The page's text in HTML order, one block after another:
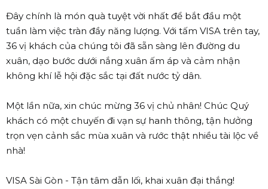
Đây chính là món quà tuyệt vời nhất để bắt đầu một
tuần làm việc tràn đầy năng lượng. Với tấm VISA trên tay,
36 vị khách của chúng tôi đã sẵn sàng lên đường du
xuân, dạo bước dưới nắng xuân ấm áp và cảm nhận
không khí lễ hội đặc sắc tại đất nước tỷ dân.
Một lần nữa, xin chúc mừng 36 vị chủ nhân! Chúc Quý
khách có một chuyến đi vạn sự hanh thông, tận hưởng
trọn vẹn cảnh sắc mùa xuân và rước thật nhiều tài lộc về
nhà!
VISA Sài Gòn - Tận tâm dẫn lối, khai xuân đại thắng!